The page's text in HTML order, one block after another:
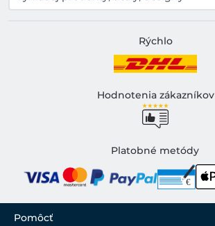
Rýchlo
Hodnotenia zákazníkov
Platobné metódy
Pomôcť